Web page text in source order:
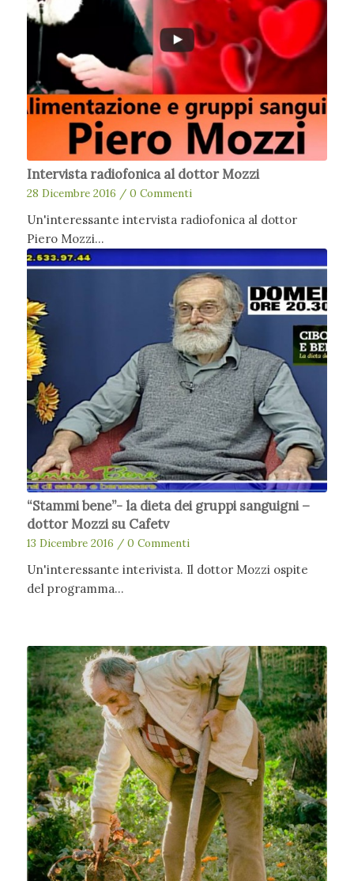
Intervista radiofonica al dottor Mozzi
28 Dicembre 2016 / 0 Commenti
Un'interessante intervista radiofonica al dottor
Piero Mozzi…
“Stammi bene”- la dieta dei gruppi sanguigni –
dottor Mozzi su Cafetv
13 Dicembre 2016 / 0 Commenti
Un'interessante interivista. Il dottor Mozzi ospite
del programma…